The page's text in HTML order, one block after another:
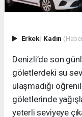
Erkek| Kadın
Denizli’de son
göletlerdeki su
ulaşmadığı
göletlerinde
yeterli seviyeye